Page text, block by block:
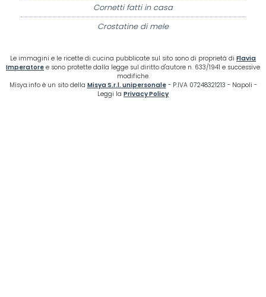
Cornetti fatti in casa
Crostatine di mele
Le immagini e le ricette di cucina pubblicate sul sito sono di proprietà di Flavia
Imperatore e sono protette dalla legge sul diritto d'autore n. 633/1941 e successive
modifiche.
Misya.info è un sito della Misya S.r.l. unipersonale- P.IVA 07248321213 - Napoli -
Leggi la Privacy Policy